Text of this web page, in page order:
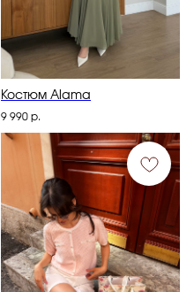
Костюм Alama
9 990 р.